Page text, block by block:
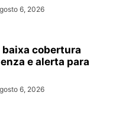
6, 2026
cobertura
e alerta para
6, 2026